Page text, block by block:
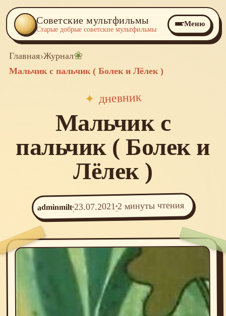
Советские мультфильмы
Старые добрые советские мультфильмы
Меню
Главная›Журнал❀
Мальчик с пальчик ( Болек и Лёлек )
✦ дневник
Мальчик с
пальчик ( Болек и
Лёлек )
adminmilt
·
23.07.2021·
2 минуты чтения